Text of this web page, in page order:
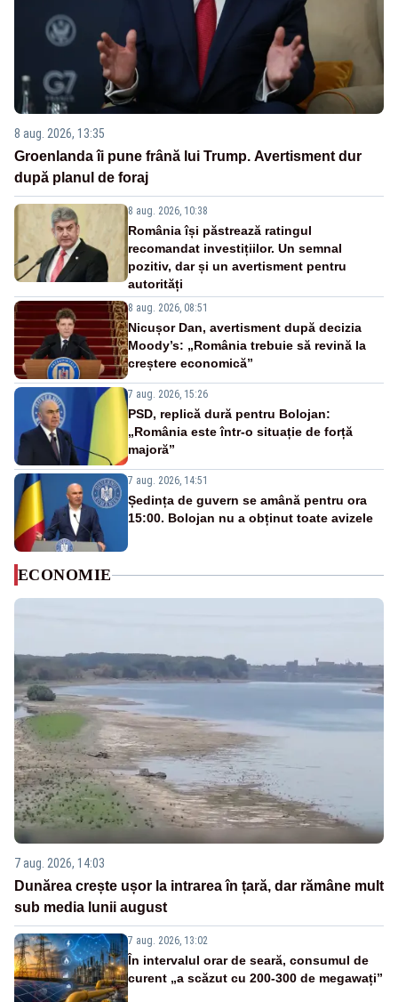
8 aug. 2026, 13:35
Groenlanda îi pune frână lui Trump. Avertisment dur
după planul de foraj
8 aug. 2026, 10:38
România își păstrează ratingul
recomandat investițiilor. Un semnal
pozitiv, dar și un avertisment pentru
autorități
8 aug. 2026, 08:51
Nicușor Dan, avertisment după decizia
Moody’s: „România trebuie să revină la
creștere economică”
7 aug. 2026, 15:26
PSD, replică dură pentru Bolojan:
„România este într-o situație de forță
majoră”
7 aug. 2026, 14:51
Ședința de guvern se amână pentru ora
15:00. Bolojan nu a obținut toate avizele
ECONOMIE
7 aug. 2026, 14:03
Dunărea crește ușor la intrarea în țară, dar rămâne mult
sub media lunii august
7 aug. 2026, 13:02
În intervalul orar de seară, consumul de
curent „a scăzut cu 200-300 de megawați”